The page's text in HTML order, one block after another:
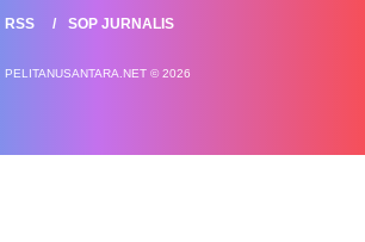
RSS
SOP JURNALIS
PELITANUSANTARA.NET © 2026